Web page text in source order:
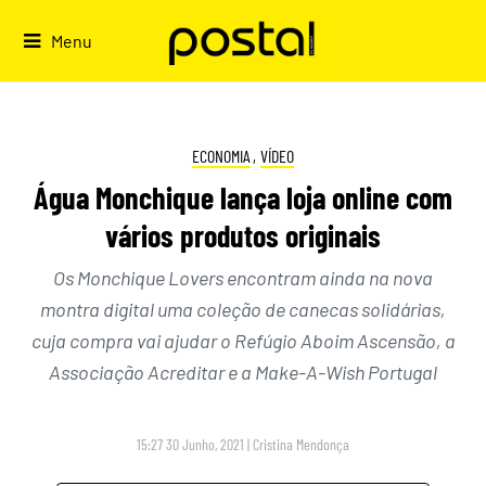
Menu
ECONOMIA , VÍDEO
Água Monchique lança loja online com
vários produtos originais
Os Monchique Lovers encontram ainda na nova
montra digital uma coleção de canecas solidárias,
cuja compra vai ajudar o Refúgio Aboim Ascensão, a
Associação Acreditar e a Make-A-Wish Portugal
15:27 30 Junho, 2021 | Cristina Mendonça